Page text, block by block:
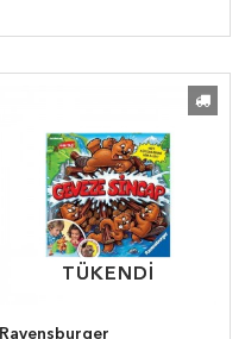
TÜKENDİ
TÜKENDİ
Ravensburger